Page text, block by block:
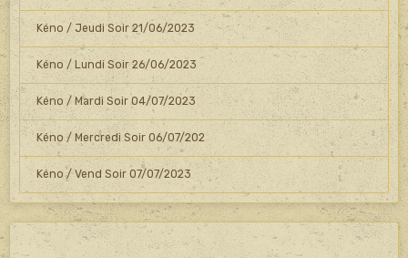
Kéno / Jeudi Soir 21/06/2023
Kéno / Lundi Soir 26/06/2023
Kéno / Mardi Soir 04/07/2023
Kéno / Mercredi Soir 06/07/202
Kéno / Vend Soir 07/07/2023